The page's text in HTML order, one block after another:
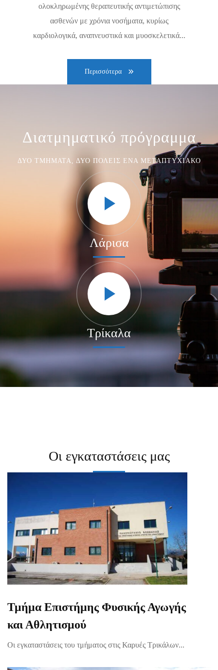
ολοκληρωμένης θεραπευτικής αντιμετώπισης
ασθενών με χρόνια νοσήματα, κυρίως
καρδιολογικά, αναπνευστικά και μυοσκελετικά...
Περισσότερα
Διατμηματικό πρόγραμμα
ΔΎΟ ΤΜΉΜΑΤΑ, ΔΎΟ ΠΌΛΕΙΣ ΈΝΑ ΜΕΤΑΠΤΥΧΙΑΚΌ
Λάρισα
Τρίκαλα
Οι εγκαταστάσεις μας
Τμήμα Επιστήμης Φυσικής Αγωγής
και Αθλητισμού
Οι εγκαταστάσεις του τμήματος στις Καρυές Τρικάλων...